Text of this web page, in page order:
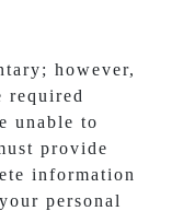
however,
required
unable to
provide
information
personal